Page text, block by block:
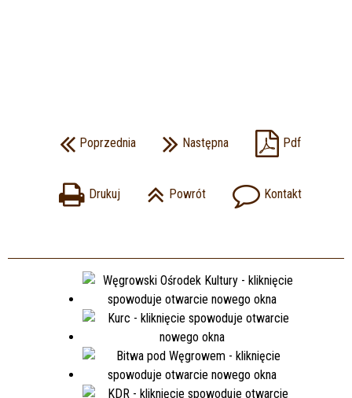
Poprzednia Następna Pdf
Drukuj Powrót Kontakt